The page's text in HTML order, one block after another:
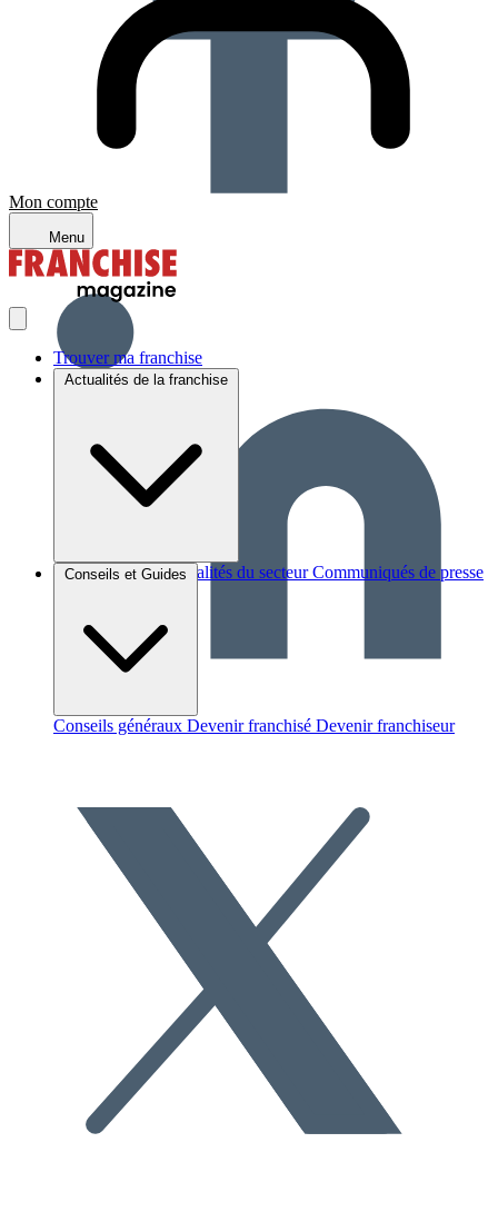
Mon compte
Menu
Trouver ma franchise
Actualités de la franchise
Brèves et actus Actualités du secteur Communiqués de presse
Conseils et Guides
Conseils généraux Devenir franchisé Devenir franchiseur